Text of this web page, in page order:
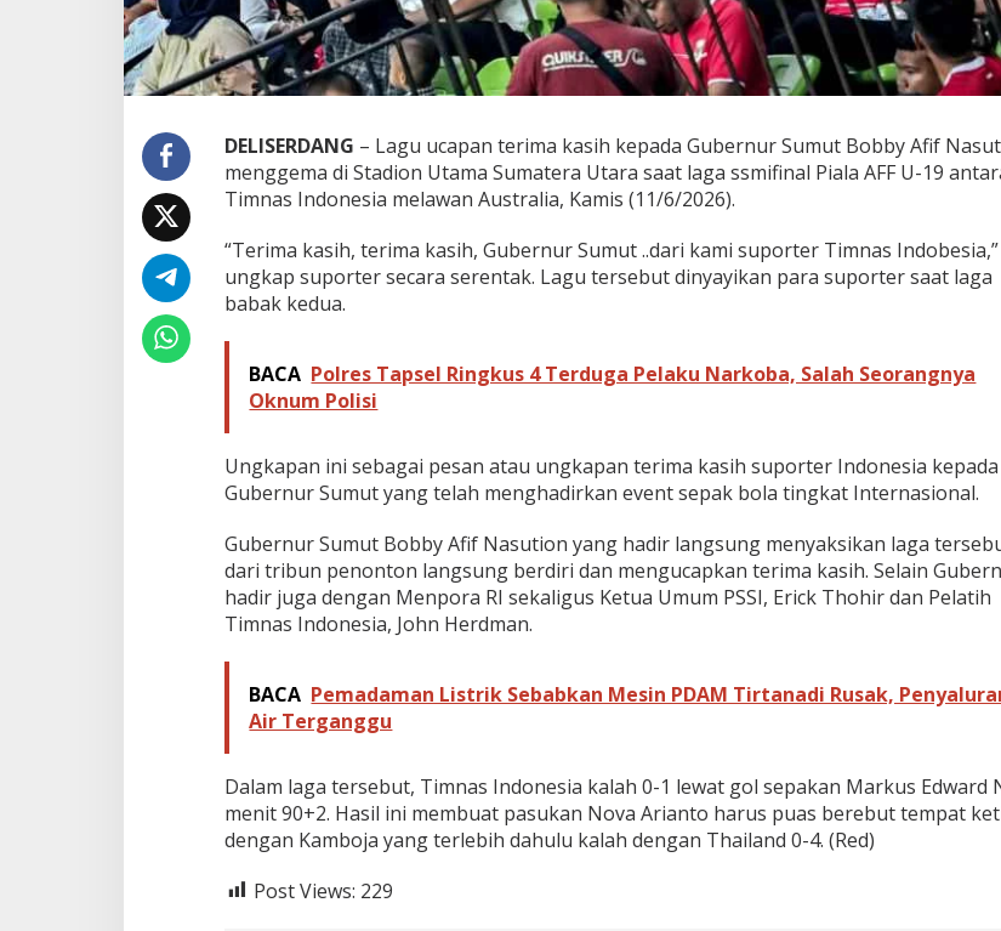
s
i
o
n
a
,
S
u
p
r
t
e
i
m
n
U
c
p
k
a
n
T
i
m
a
a
s
i
h
e
DELISERDANG – Lagu ucapan terima kasih kepada Gubernur Sumut Bobby Afif
menggema di Stadion Utama Sumatera Utara saat laga ssmifinal Piala AFF U-19
Timnas Indonesia melawan Australia, Kamis (11/6/2026).
“Terima kasih, terima kasih, Gubernur Sumut ..dari kami suporter Timnas Indobesia,”
ungkap suporter secara serentak. Lagu tersebut dinyayikan para suporter saat laga
babak kedua.
BACA Polres Tapsel Ringkus 4 Terduga Pelaku Narkoba, Salah Seorangnya
Oknum Polisi
Ungkapan ini sebagai pesan atau ungkapan terima kasih suporter Indonesia kepada
Gubernur Sumut yang telah menghadirkan event sepak bola tingkat Internasional.
Gubernur Sumut Bobby Afif Nasution yang hadir langsung menyaksikan laga
dari tribun penonton langsung berdiri dan mengucapkan terima kasih. Selain
hadir juga dengan Menpora RI sekaligus Ketua Umum PSSI, Erick Thohir dan Pelatih
Timnas Indonesia, John Herdman.
BACA Pemadaman Listrik Sebabkan Mesin PDAM Tirtanadi Rusak,
Air Terganggu
Dalam laga tersebut, Timnas Indonesia kalah 0-1 lewat gol sepakan Markus Edward
menit 90+2. Hasil ini membuat pasukan Nova Arianto harus puas berebut tempat
dengan Kamboja yang terlebih dahulu kalah dengan Thailand 0-4. (Red)
Post Views: 229